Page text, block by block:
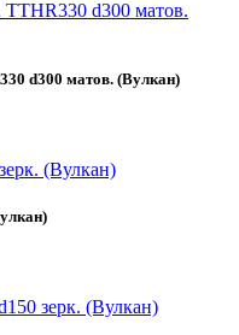
d300 матов. (Вулкан)